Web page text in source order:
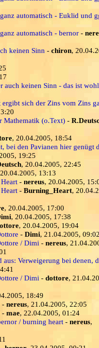
automatisch - Euklid und
automatisch - bernor -
keinen Sinn - chiron,
auch keinen Sinn - das ist
sich der Zins vom Zins
Mathematik (o.Text) -
, 20.04.2005, 18:54
bei den Pavianen hier genügt
19:25
, 20.04.2005, 22:45
13:13
- nereus, 20.04.2005,
- Burning_Heart,
, 20.04.2005, 17:00
, 20.04.2005, 17:38
, 20.04.2005, 19:04
- Dimi, 21.04.2005, 09:02
/ Dimi - nereus,
aus: Verweigerung bei denen,
/ Dimi - dottore,
18:49
- nereus, 21.04.2005, 22:05
- mae, 22.04.2005, 01:24
/ burning heart - nereus,